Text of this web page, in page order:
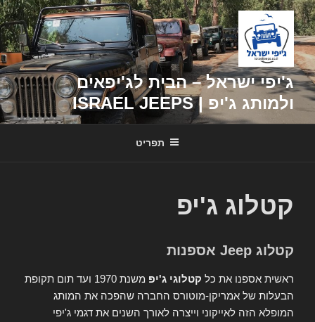
דילוג
לתוכן
ג'יפי ישראל – הבית לג'יפאים
ולמותג ג'יפ | ISRAEL JEEPS
תפריט
קטלוג ג'יפ
קטלוג Jeep אספנות
ראשית אספנו את כל קטלוגי ג'יפ
משנת 1970 ועד תום תקופת
הבעלות של אמריקן-מוטורס החברה שהפכה את המותג
המופלא הזה לאייקוני וייצרה לאורך השנים את דגמי ג'יפי